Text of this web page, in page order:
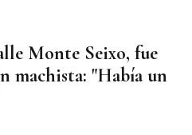
Monte Seixo, fue
machista: "Había un